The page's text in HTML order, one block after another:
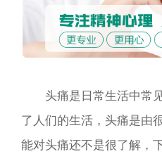
头痛是日常生活中常见
了人们的生活，头痛是由
能对头痛还不是很了解，